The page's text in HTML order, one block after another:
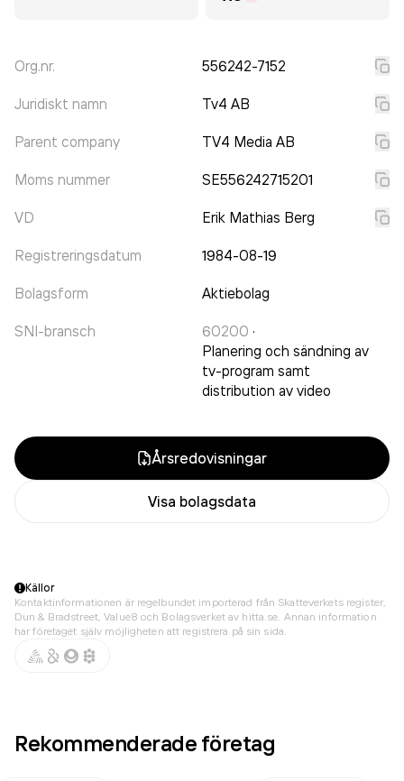
Org.nr. 556242-7152
Juridiskt namn Tv4 AB
Parent company TV4 Media AB
Moms nummer SE556242715201
VD Erik Mathias Berg
Registreringsdatum 1984-08-19
Bolagsform Aktiebolag
SNI-bransch 60200 ·
Planering och sändning av
tv-program samt
distribution av video
Årsredovisningar
Visa bolagsdata
Källor
Kontaktinformationen är regelbundet importerad från Skatteverkets register,
Dun & Bradstreet, Value8 och Bolagsverket av hitta.se. Annan information
har företaget själv möjligheten att registrera på sin sida.
Rekommenderade företag